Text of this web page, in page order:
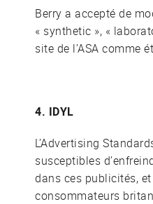
Berry a accepté de
« synthetic », «
site de l’ASA comme
4. IDYL
L’Advertising
susceptibles
dans ces publicités,
consommateurs